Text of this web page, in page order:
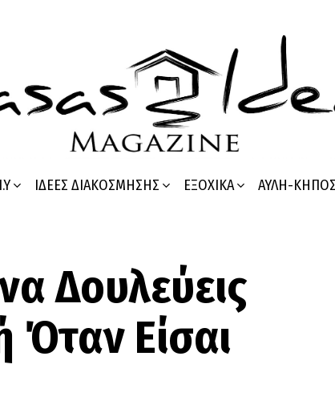
ΙΔΈΕΣ ΔΙΑΚΌΣΜΗΣΗΣ ΕΞΟΧΙΚΆ ΑΥΛΉ-ΚΉΠΟΣ
Δουλεύεις
Όταν Είσαι